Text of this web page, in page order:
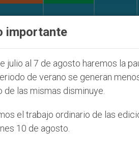
Juventud Seúl 2027
importante
julio al 7 de agosto haremos la
de verano se generan
de las mismas disminuye.
el trabajo ordinario de las
10 de agosto.